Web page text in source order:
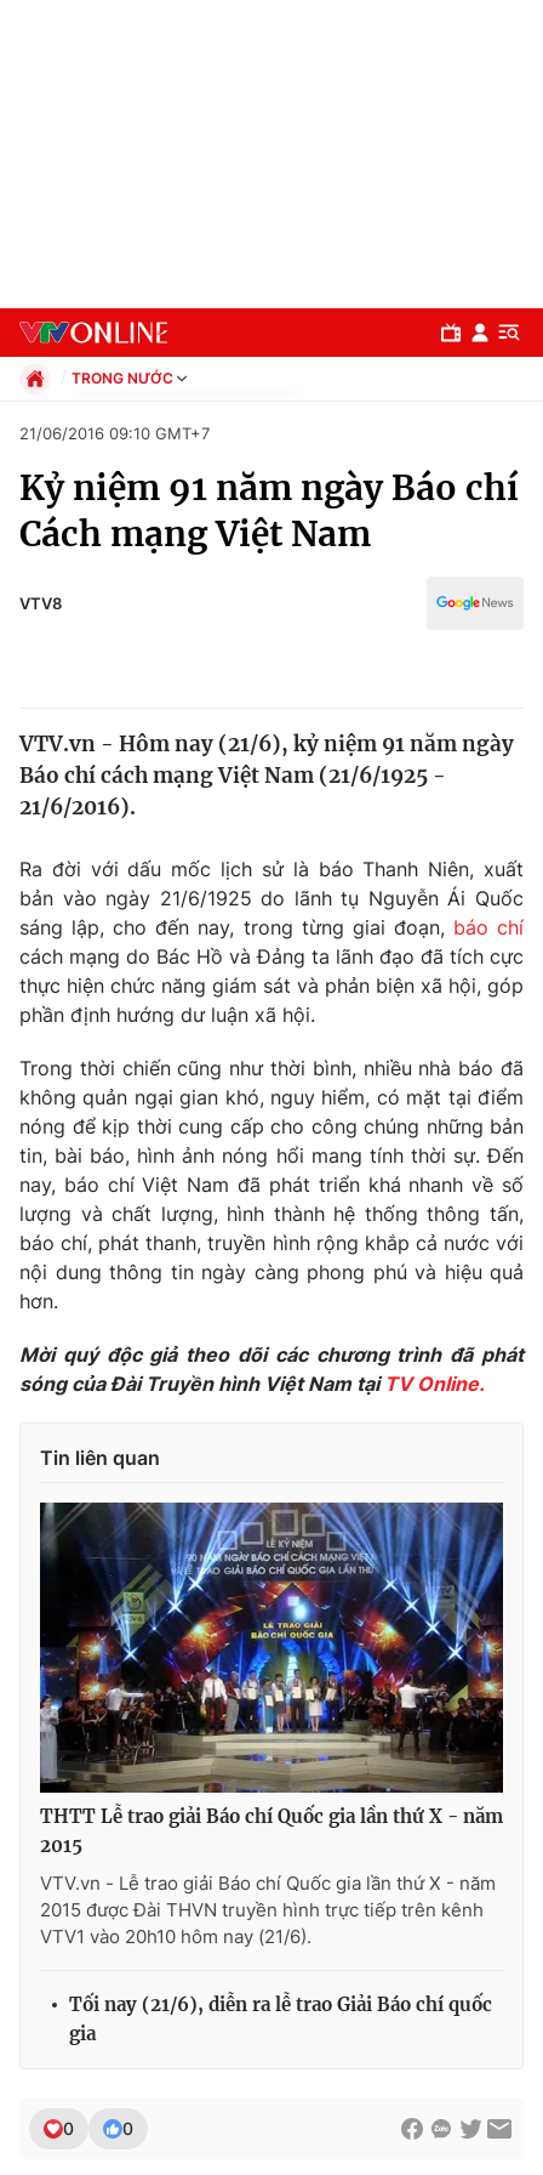
Chuyên mục
Chính trị
Y tế
Tin tức
Thế giới đó đây
Câu chuyện quốc tế
Kinh tế
Tài chính
Thị trường
Dữ liệu và đời sống
Phim VTV
Hậu trường
Nhân vật
Khán giả
Giải sao mai
Giải trí
Điện ảnh
Âm nhạc
Sao
Đời sống
Du lịch
Làm đẹp
Giáo dục
Tuyển sinh
Học trực tuyến
Hitech Công nghệ tương lai
Thị trường
Tư vấn
Giao lưu trực tuyến
Lịch phát sóng
Chuyên mục khác
Emagazine Podcast
Photo Infographic
Video Shorts video
VTV Money VTV Thể thao
VTV Sức khoẻ Bất động sản
Thị trường 24h Tấm lòng Việt
VTV4 Vươn mình bằng AI
TRONG NƯỚC
Xã hội
Pháp luật
Kinh tế
Thể thao
Giáo dục
21/06/2016 09:10 GMT+7
Kỷ niệm 91 năm ngày Báo chí
Cách mạng Việt Nam
VTV8
VTV.vn - Hôm nay (21/6), kỷ niệm 91 năm ngày
Báo chí cách mạng Việt Nam (21/6/1925 -
21/6/2016).
Ra đời với dấu mốc lịch sử là báo Thanh Niên, xuất
bản vào ngày 21/6/1925 do lãnh tụ Nguyễn Ái Quốc
sáng lập, cho đến nay, trong từng giai đoạn, báo chí
cách mạng do Bác Hồ và Đảng ta lãnh đạo đã tích cực
thực hiện chức năng giám sát và phản biện xã hội, góp
phần định hướng dư luận xã hội.
Trong thời chiến cũng như thời bình, nhiều nhà báo đã
không quản ngại gian khó, nguy hiểm, có mặt tại điểm
nóng để kịp thời cung cấp cho công chúng những bản
tin, bài báo, hình ảnh nóng hổi mang tính thời sự. Đến
nay, báo chí Việt Nam đã phát triển khá nhanh về số
lượng và chất lượng, hình thành hệ thống thông tấn,
báo chí, phát thanh, truyền hình rộng khắp cả nước với
nội dung thông tin ngày càng phong phú và hiệu quả
hơn.
Mời quý độc giả theo dõi các chương trình đã phát
sóng của Đài Truyền hình Việt Nam tại TV Online.
Tin liên quan
THTT Lễ trao giải Báo chí Quốc gia lần thứ X - năm
2015
VTV.vn - Lễ trao giải Báo chí Quốc gia lần thứ X - năm
2015 được Đài THVN truyền hình trực tiếp trên kênh
VTV1 vào 20h10 hôm nay (21/6).
Tối nay (21/6), diễn ra lễ trao Giải Báo chí quốc
gia
0 0